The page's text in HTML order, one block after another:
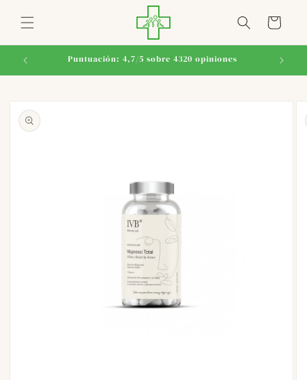
directamente
al contenido
Carrito
Puntuación: 4,7/5 sobre 4320 opiniones
a la
información